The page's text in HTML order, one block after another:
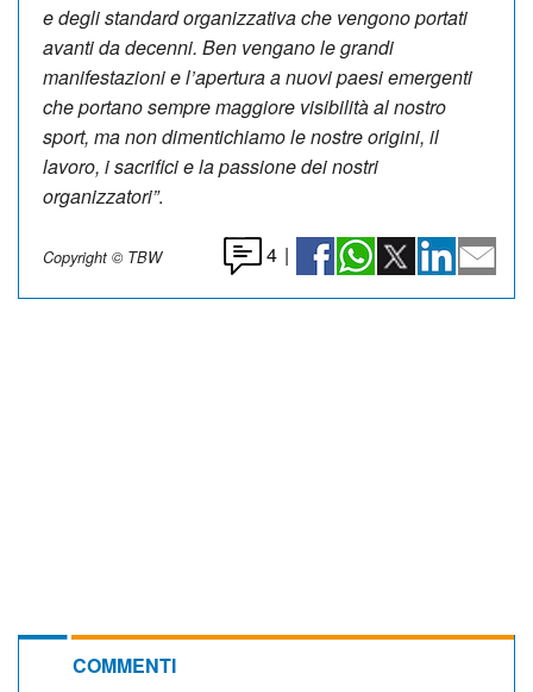
e degli standard organizzativa che vengono portati
avanti da decenni. Ben vengano le grandi
manifestazioni e l’apertura a nuovi paesi emergenti
che portano sempre maggiore visibilità al nostro
sport, ma non dimentichiamo le nostre origini, il
lavoro, i sacrifici e la passione dei nostri
organizzatori”.
Copyright © TBW 4 |
COMMENTI